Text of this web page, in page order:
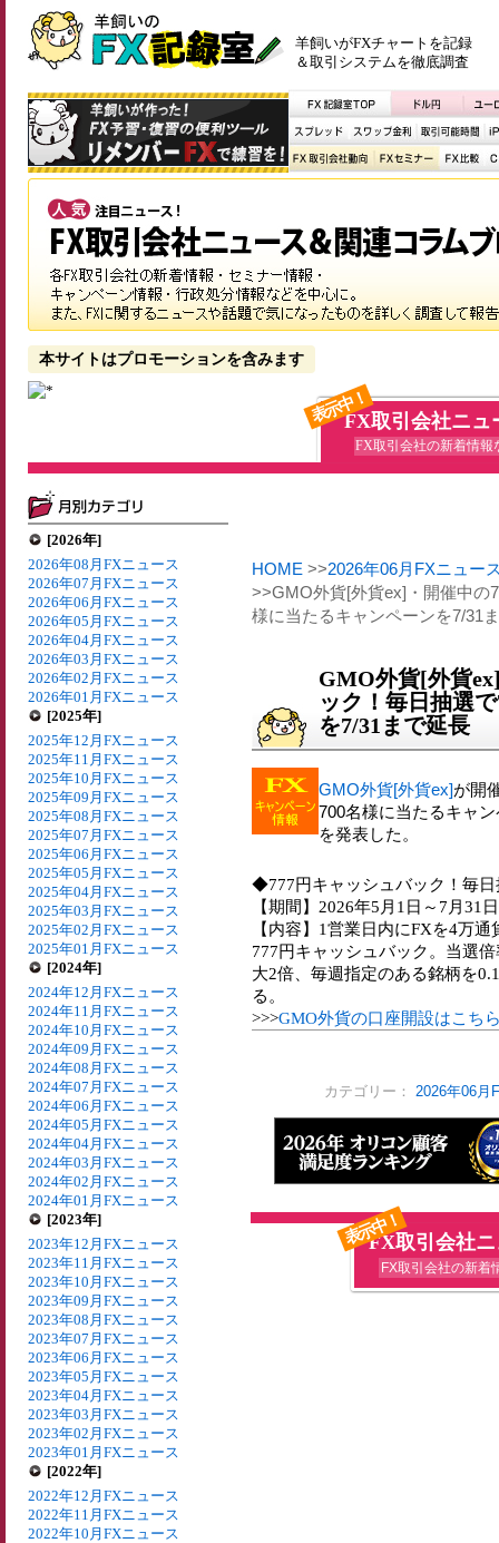
羊飼いがFXチャートを記録
＆取引システムを徹底調査
本サイトはプロモーションを含みます
表示中！FX取引会社ニュ
FX取引会社の新着情報
[2026年]
2026年08月FXニュース
2026年07月FXニュース
2026年06月FXニュース
2026年05月FXニュース
2026年04月FXニュース
2026年03月FXニュース
2026年02月FXニュース
2026年01月FXニュース
[2025年]
2025年12月FXニュース
2025年11月FXニュース
2025年10月FXニュース
2025年09月FXニュース
2025年08月FXニュース
2025年07月FXニュース
2025年06月FXニュース
2025年05月FXニュース
2025年04月FXニュース
2025年03月FXニュース
2025年02月FXニュース
2025年01月FXニュース
[2024年]
2024年12月FXニュース
2024年11月FXニュース
2024年10月FXニュース
2024年09月FXニュース
2024年08月FXニュース
2024年07月FXニュース
2024年06月FXニュース
2024年05月FXニュース
2024年04月FXニュース
2024年03月FXニュース
2024年02月FXニュース
2024年01月FXニュース
[2023年]
2023年12月FXニュース
2023年11月FXニュース
2023年10月FXニュース
2023年09月FXニュース
2023年08月FXニュース
2023年07月FXニュース
2023年06月FXニュース
2023年05月FXニュース
2023年04月FXニュース
2023年03月FXニュース
2023年02月FXニュース
2023年01月FXニュース
[2022年]
2022年12月FXニュース
2022年11月FXニュース
2022年10月FXニュース
HOME >>2026年06月FXニュー
>>GMO外貨[外貨ex]・開催中の
様に当たるキャンペーンを7/31
GMO外貨[外貨
ック！毎日抽選
を7/31まで延長
GMO外貨[外貨ex]が開
700名様に当たるキャ
を発表した。
◆777円キャッシュバック！毎
【期間】2026年5月1日～7月31日
【内容】1営業日内にFXを4万
777円キャッシュバック。当選
大2倍、毎週指定のある銘柄を
る。
>>>GMO外貨の口座開設はこち
カテゴリー： 2026年06月
表示中！
FX取引会社
FX取引会社の新着